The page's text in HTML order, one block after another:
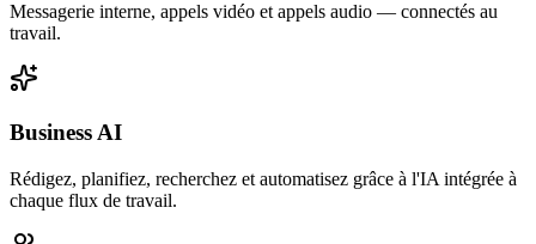
Messagerie interne, appels vidéo et appels audio — connectés au
travail.
Business AI
Rédigez, planifiez, recherchez et automatisez grâce à l'IA intégrée à
chaque flux de travail.